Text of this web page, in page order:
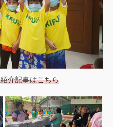
紹介記事はこちら